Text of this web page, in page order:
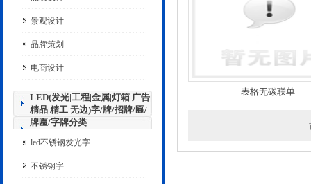
景观设计
品牌策划
电商设计
LED(发光|工程|金属|灯箱|广告|
精品|精工|无边)字/牌/招牌/匾/
牌匾/字牌分类
led不锈钢发光字
不锈钢字
表格无碳联单